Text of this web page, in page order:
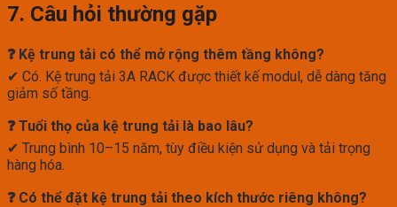
7. Câu hỏi thường gặp
❓ Kệ trung tải có thể mở rộng thêm tầng không?
✔ Có. Kệ trung tải 3A RACK được thiết kế modul, dễ dàng tăng
giảm số tầng.
❓ Tuổi thọ của kệ trung tải là bao lâu?
✔ Trung bình 10–15 năm, tùy điều kiện sử dụng và tải trọng
hàng hóa.
❓ Có thể đặt kệ trung tải theo kích thước riêng không?